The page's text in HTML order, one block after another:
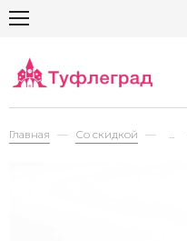
Главная Со скидкой ...